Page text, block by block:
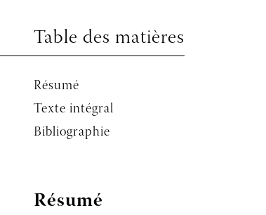
Table des matières
Résumé
Texte intégral
Bibliographie
Résumé